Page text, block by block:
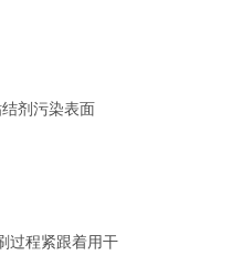
剂污染表面
过程紧跟着用干